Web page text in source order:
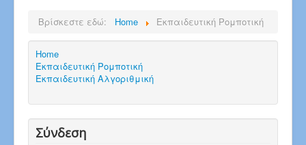
Βρίσκεστε εδώ: Home Εκπαιδευτική Ρομποτική
Home
Εκπαιδευτική Ρομποτική
Εκπαιδευτική Αλγοριθμική
Σύνδεση